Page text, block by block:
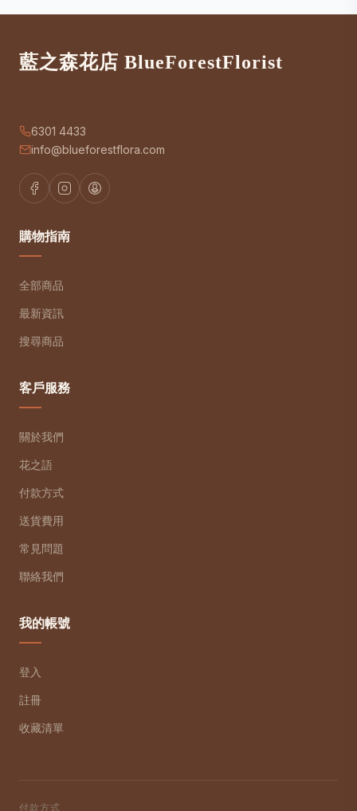
藍之森花店 BlueForestFlorist
6301 4433
info@blueforestflora.com
購物指南
全部商品
最新資訊
搜尋商品
客戶服務
關於我們
花之語
付款方式
送貨費用
常見問題
聯絡我們
我的帳號
登入
註冊
收藏清單
付款方式